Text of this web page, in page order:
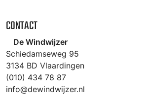
CONTACT
De Windwijzer
Schiedamseweg 95
3134 BD Vlaardingen
(010) 434 78 87
info@dewindwijzer.nl